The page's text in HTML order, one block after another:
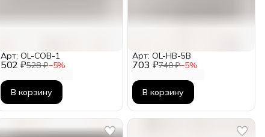
502 ₽528 ₽−5%
Арт: OL-COB-1
В корзину
703 ₽740 ₽−5%
Арт: OL-HB-5B
В корзину